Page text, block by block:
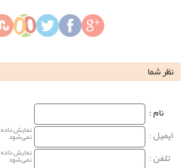
نظر شما
نام‌ :
ایمیل :
نمایش داده
نمی‌شود
تلفن : نمایش داده
نمی‌شود